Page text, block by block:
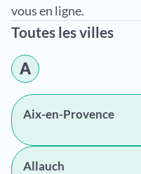
vous en ligne.
Toutes les villes
A
Aix-en-Provence
Allauch